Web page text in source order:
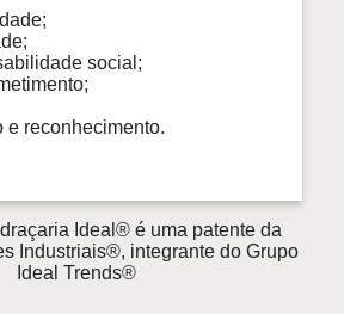
social;
e reconhecimento.
Ideal® é uma patente da
Industriais®, integrante do Grupo
Ideal Trends®